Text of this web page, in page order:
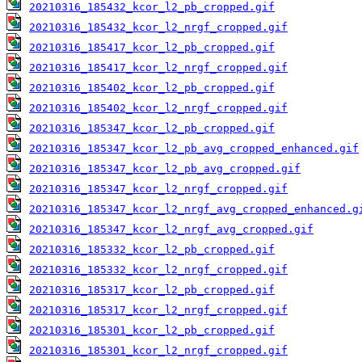
20210316_185432_kcor_l2_pb_cropped.gif
20210316_185432_kcor_l2_nrgf_cropped.gif
20210316_185417_kcor_l2_pb_cropped.gif
20210316_185417_kcor_l2_nrgf_cropped.gif
20210316_185402_kcor_l2_pb_cropped.gif
20210316_185402_kcor_l2_nrgf_cropped.gif
20210316_185347_kcor_l2_pb_cropped.gif
20210316_185347_kcor_l2_pb_avg_cropped_enhanced.gif
20210316_185347_kcor_l2_pb_avg_cropped.gif
20210316_185347_kcor_l2_nrgf_cropped.gif
20210316_185347_kcor_l2_nrgf_avg_cropped.gif
20210316_185332_kcor_l2_pb_cropped.gif
20210316_185332_kcor_l2_nrgf_cropped.gif
20210316_185317_kcor_l2_pb_cropped.gif
20210316_185317_kcor_l2_nrgf_cropped.gif
20210316_185301_kcor_l2_pb_cropped.gif
20210316_185301_kcor_l2_nrgf_cropped.gif